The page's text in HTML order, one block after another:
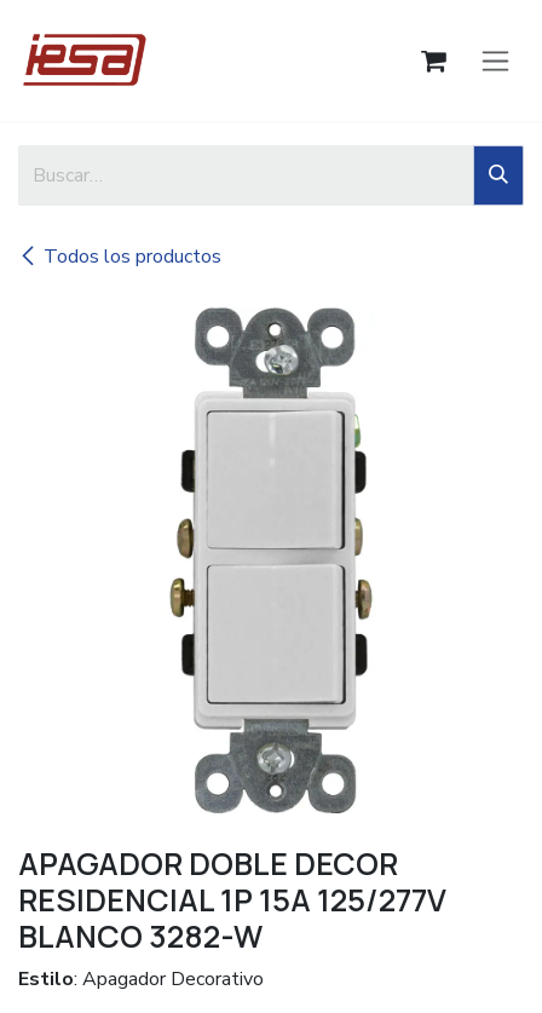
Todos los productos
APAGADOR DOBLE DECOR
RESIDENCIAL 1P 15A 125/277V
BLANCO 3282-W
Estilo: Apagador Decorativo